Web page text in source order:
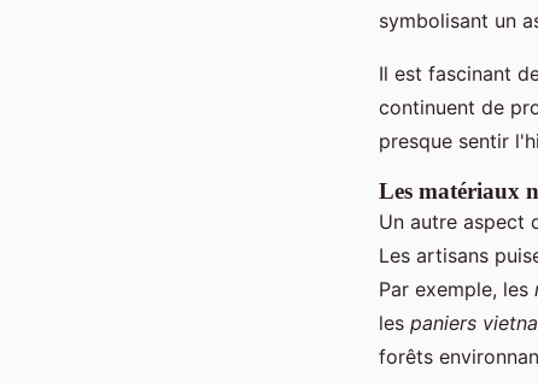
symbolisant un
Il est fascinant
continuent de
presque sentir
Les matériaux
Un autre aspect
Les artisans
Par exemple, les
les paniers
forêts